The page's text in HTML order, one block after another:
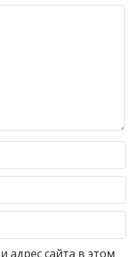
адрес сайта в этом